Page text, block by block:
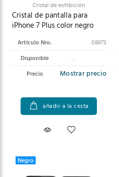
Cristal de exhibición
Cristal de pantalla para
iPhone 7 Plus color negro
Artículo Nro.
08973
Disponible
Precio
Mostrar precio
añadir a la cesta
Negro